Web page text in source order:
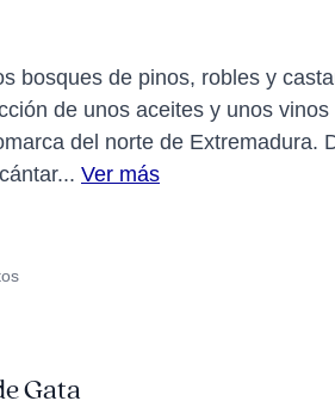
bosques de pinos, robles y
de unos aceites y unos
del norte de
Ver más
Gata